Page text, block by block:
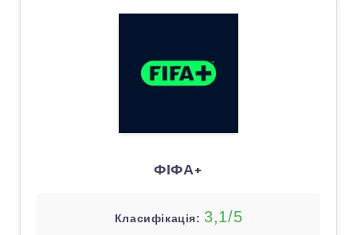
ФІФА+
Класифікація: 3,1/5